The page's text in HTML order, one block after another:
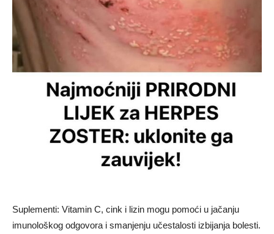
Suplementi: Vitamin C, cink i lizin mogu pomoći u jačanju
imunološkog odgovora i smanjenju učestalosti izbijanja bolesti.